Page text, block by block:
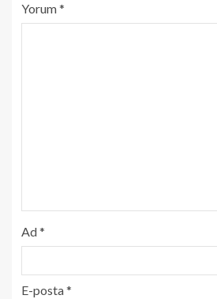
Yorum*
Ad*
E-posta*